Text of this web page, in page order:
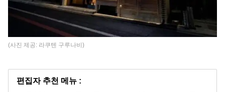
(사진 제공: 라쿠텐 구루나비)
편집자 추천 메뉴 :